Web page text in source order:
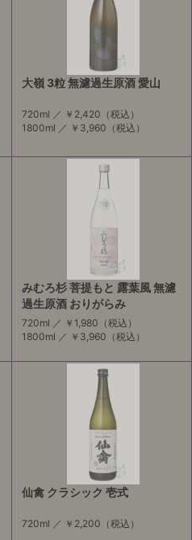
大嶺 3粒 無濾過生原酒 愛山
720ml ／ ￥2,420 （税込）
1800ml ／ ￥3,960 （税込）
みむろ杉 菩提もと 露葉風 無濾
過生原酒 おりがらみ
720ml ／ ￥1,980 （税込）
1800ml ／ ￥3,960 （税込）
仙禽 クラシック 壱式
720ml ／ ￥2,200 （税込）